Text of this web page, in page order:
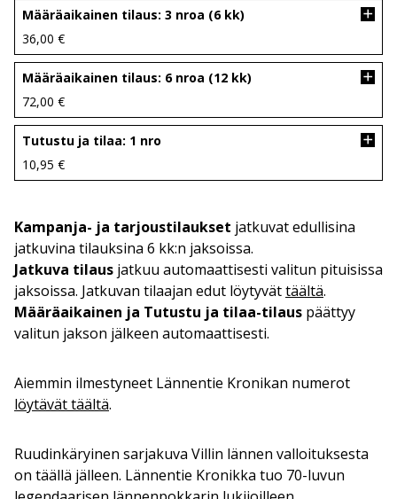
Määräaikainen tilaus: 3 nroa (6 kk)
36,00 €
Määräaikainen tilaus: 6 nroa (12 kk)
72,00 €
Tutustu ja tilaa: 1 nro
10,95 €
Kampanja- ja tarjoustilaukset jatkuvat edullisina
jatkuvina tilauksina 6 kk:n jaksoissa.
Jatkuva tilaus jatkuu automaattisesti valitun pituisissa
jaksoissa. Jatkuvan tilaajan edut löytyvättäältä.
Määräaikainen ja Tutustu ja tilaa-tilaus päättyy
valitun jakson jälkeen automaattisesti.
Aiemmin ilmestyneet Lännentie Kronikan numerot
löytävät täältä.
Ruudinkäryinen sarjakuva Villin lännen valloituksesta
on täällä jälleen. Lännentie Kronikka tuo 70-luvun